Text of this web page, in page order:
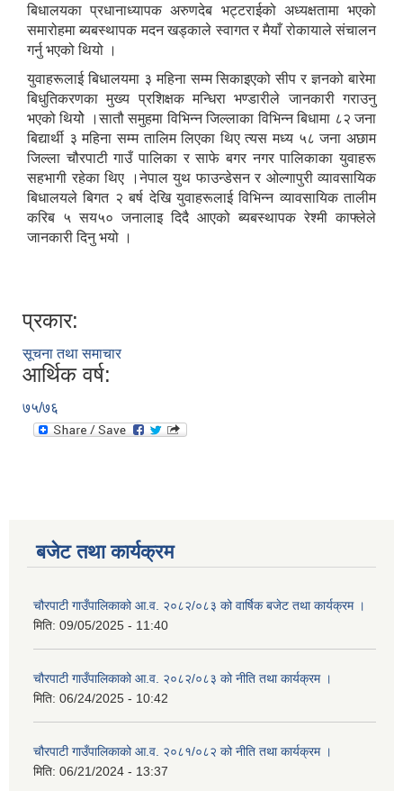
बिधालयका प्रधानाध्यापक अरुणदेब भट्टराईको अध्यक्षतामा भएको
समारोहमा ब्यबस्थापक मदन खड्काले स्वागत र मैयाँ रोकायाले संचालन
गर्नु भएको थियो ।
युवाहरूलाई बिधालयमा ३ महिना सम्म सिकाइएको सीप र ज्ञनको बारेमा
बिधुतिकरणका मुख्य प्रशिक्षक मन्धिरा भण्डारीले जानकारी गराउनु
भएको थियोे ।सातौ समुहमा विभिन्न जिल्लाका विभिन्न बिधामा ८२ जना
बिद्यार्थी ३ महिना सम्म तालिम लिएका थिए त्यस मध्य ५८ जना अछाम
जिल्ला चौरपाटी गाउँ पालिका र साफे बगर नगर पालिकाका युवाहरू
सहभागी रहेका थिए ।नेपाल युथ फाउन्डेसन र ओल्गापुरी व्यावसायिक
बिधालयले बिगत २ बर्ष देखि युवाहरूलाई विभिन्न व्यावसायिक तालीम
करिब ५ सय५० जनालाइ दिदै आएको ब्यबस्थापक रेश्मी काफ्लेले
जानकारी दिनु भयो ।
प्रकार:
सूचना तथा समाचार
आर्थिक वर्ष:
७५/७६
बजेट तथा कार्यक्रम
चौरपाटी गाउँपालिकाको आ.व. २०८२/०८३ को वार्षिक बजेट तथा कार्यक्रम ।
मिति: 09/05/2025 - 11:40
चौरपाटी गाउँपालिकाको आ.व. २०८२/०८३ को नीति तथा कार्यक्रम ।
मिति: 06/24/2025 - 10:42
चौरपाटी गाउँपालिकाको आ.व. २०८१/०८२ को नीति तथा कार्यक्रम ।
मिति: 06/21/2024 - 13:37